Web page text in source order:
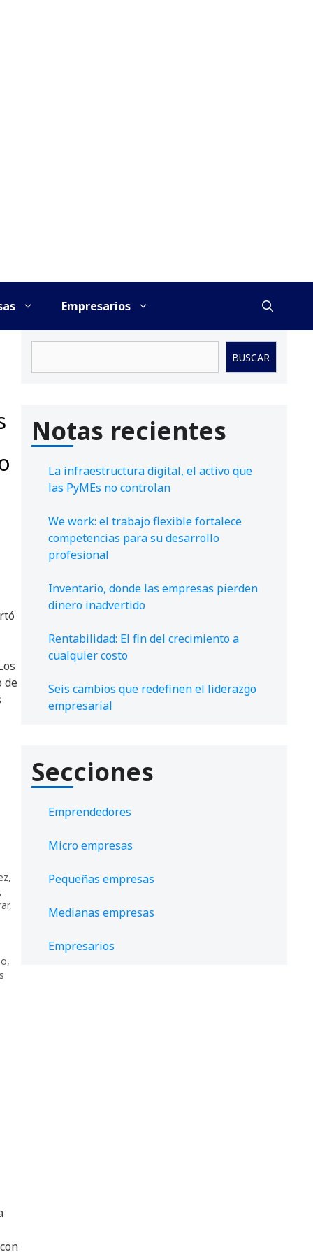
Empresarios
de
,
,
,
,
BUSCAR
Notas recientes
La infraestructura digital, el activo que
las PyMEs no controlan
We work: el trabajo flexible fortalece
competencias para su desarrollo
profesional
Inventario, donde las empresas pierden
dinero inadvertido
Rentabilidad: El fin del crecimiento a
cualquier costo
Seis cambios que redefinen el liderazgo
empresarial
Secciones
Emprendedores
Micro empresas
Pequeñas empresas
Medianas empresas
Empresarios